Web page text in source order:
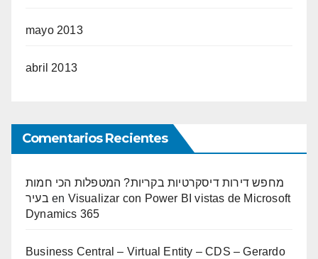
mayo 2013
abril 2013
Comentarios Recientes
מחפש דירות דיסקרטיות בקריות? המטפלות הכי חמות
בעיר en Visualizar con Power BI vistas de Microsoft
Dynamics 365
Business Central – Virtual Entity – CDS – Gerardo